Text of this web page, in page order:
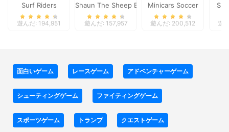
Surf Riders
遊んだ: 194,951
Shaun The Sheep Baahmy Golf
遊んだ: 157,957
Minicars Soccer
遊んだ: 200,512 遊
面白いゲーム レースゲーム アドベンチャーゲーム
シューティングゲーム ファイティングゲーム
スポーツゲーム トランプ クエストゲーム